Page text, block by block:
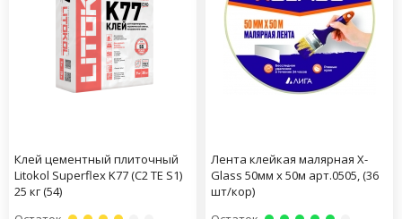
Клей цементный плиточный
Litokol Superflex K77 (C2 TE S1)
25 кг (54)
Лента клейкая малярная X-
Glass 50мм х 50м арт.0505, (36
шт/кор)